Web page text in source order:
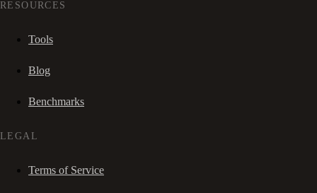
RESOURCES
Tools
Blog
Benchmarks
LEGAL
Terms of Service